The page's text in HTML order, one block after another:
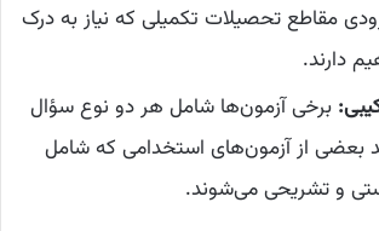
مقاطع تحصیلات تکمیلی که نیاز به درک
دارند.
برخی آزمون‌ها شامل هر دو نوع سؤال
بعضی از آزمون‌های استخدامی که شامل
و تشریحی می‌شوند.